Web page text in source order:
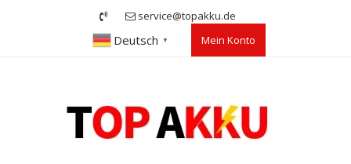
service@topakku.de
Deutsch ▼ Mein Konto